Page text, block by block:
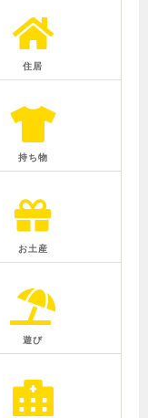
住居
持ち物
お土産
遊び